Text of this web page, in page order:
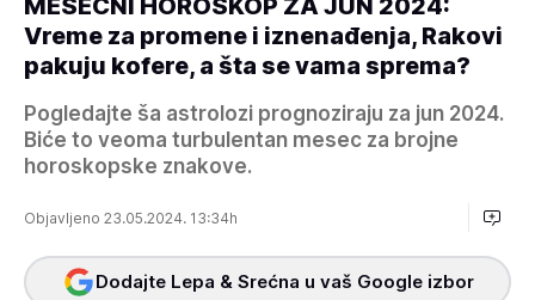
MESEČNI HOROSKOP ZA JUN 2024:
Vreme za promene i iznenađenja, Rakovi
pakuju kofere, a šta se vama sprema?
Pogledajte ša astrolozi prognoziraju za jun 2024.
Biće to veoma turbulentan mesec za brojne
horoskopske znakove.
Objavljeno 23.05.2024. 13:34h
Dodajte Lepa & Srećna u vaš Google izbor